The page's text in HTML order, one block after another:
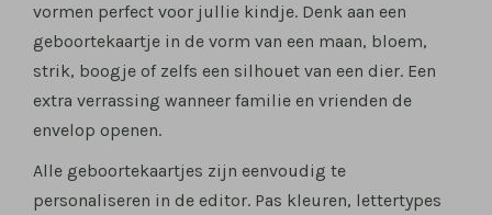
vormen perfect voor jullie kindje. Denk aan een
geboortekaartje in de vorm van een maan, bloem,
strik, boogje of zelfs een silhouet van een dier. Een
extra verrassing wanneer familie en vrienden de
envelop openen.
Alle geboortekaartjes zijn eenvoudig te
personaliseren in de editor. Pas kleuren, lettertypes